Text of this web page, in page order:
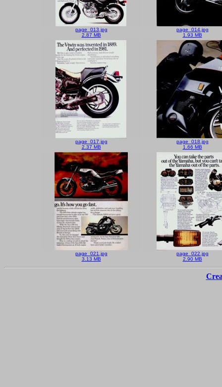
page_013.jpg
2.87 MB
page_014.jpg
1.93 MB
page_017.jpg
2.37 MB
page_018.jpg
1.66 MB
page_021.jpg
3.13 MB
page_022.jpg
2.90 MB